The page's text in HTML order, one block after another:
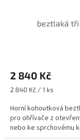
beztlaká tři
2 840 Kč
Měrná
2 840 Kč / 1 ks
Horní kohoutková
pro ohřívače z
nebo ke sprchovému